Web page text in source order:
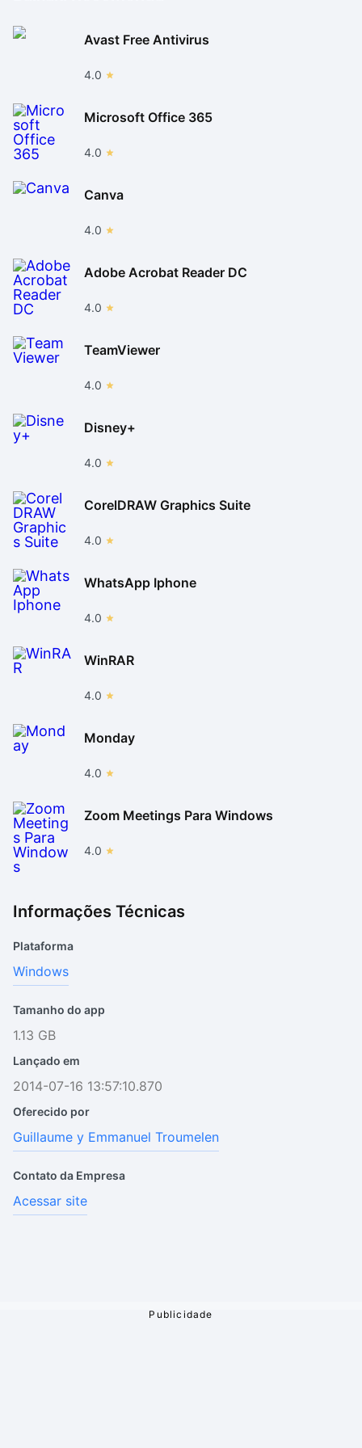
Para finalizar, Saint Seiya Ultimate Cosmo é um game
jogatina, sobretudo para os fãs do Universo Saint
Seiya. Claro que os efeitos visuais e os sonoros não
são equiparados com games de lutas atuais, mas isso
não é se torna problema. Por enquanto, o único
aspecto negativo do game em sua versão Beta fica
por conta da ausência de personagens importantes.
Avast Free Antivirus
4.0
Microsoft Office 365
4.0
Canva
4.0
Adobe Acrobat Reader DC
4.0
TeamViewer
4.0
Disney+
4.0
CorelDRAW Graphics Suite
4.0
WhatsApp Iphone
4.0
WinRAR
4.0
Monday
4.0
Zoom Meetings Para Windows
4.0
Informações Técnicas
Plataforma
Windows
Tamanho do app
1.13 GB
Lançado em
2014-07-16 13:57:10.870
Oferecido por
Guillaume y Emmanuel Troumelen
Contato da Empresa
Acessar site